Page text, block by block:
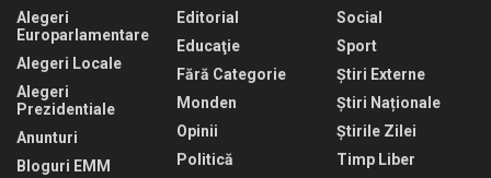
Alegeri
Europarlamentare
Alegeri Locale
Alegeri
Prezidentiale
Anunturi
Bloguri EMM
Editorial
Educaţie
Fără Categorie
Monden
Opinii
Politică
Social
Sport
Știri Externe
Știri Naționale
Știrile Zilei
Timp Liber